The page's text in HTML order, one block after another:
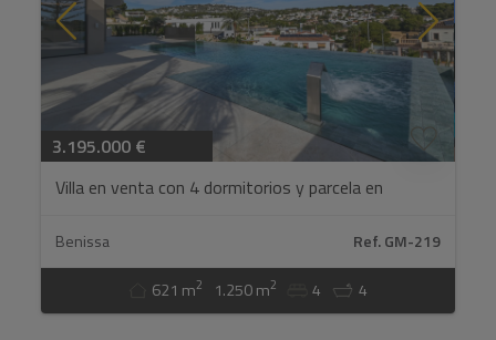
3.195.000 €
Villa en venta con 4 dormitorios y parcela en
Benissa Ref. GM-219
621 m2 1.250 m2 4 4